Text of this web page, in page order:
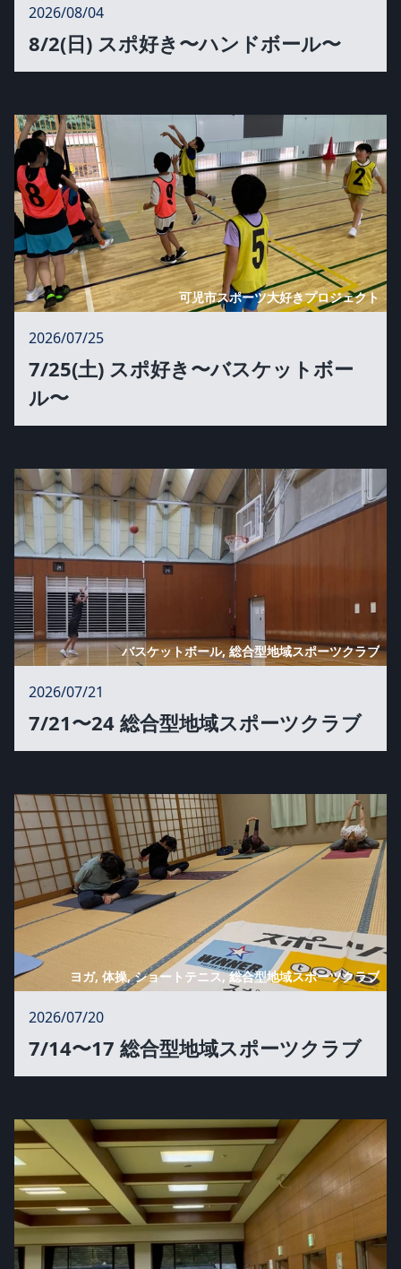
2026/08/04
8/2(日) スポ好き〜ハンドボール〜
可児市スポーツ大好きプロジェクト
2026/07/25
7/25(土) スポ好き〜バスケットボー
ル〜
バスケットボール, 総合型地域スポーツクラブ
2026/07/21
7/21〜24 総合型地域スポーツクラブ
ヨガ, 体操, ショートテニス, 総合型地域スポーツクラブ
2026/07/20
7/14〜17 総合型地域スポーツクラブ